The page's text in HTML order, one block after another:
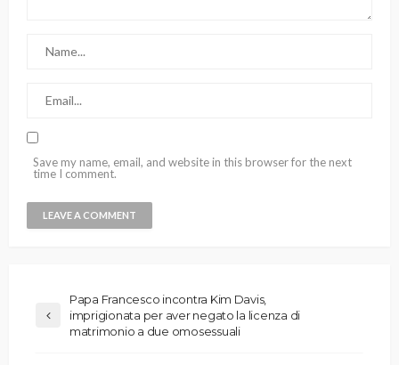
Save my name, email, and website in this browser for the next
time I comment.
Papa Francesco incontra Kim Davis,
imprigionata per aver negato la licenza di
matrimonio a due omosessuali